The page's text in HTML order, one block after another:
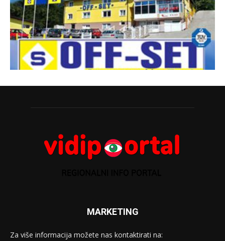
MARKETING
Za više informacija možete nas kontaktirati na: